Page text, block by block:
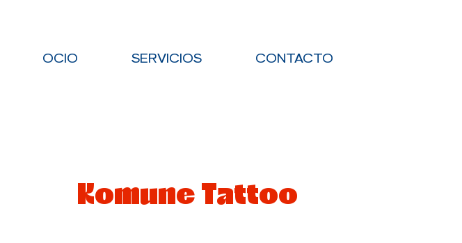
OCIO SERVICIOS CONTACTO
Komune Tattoo